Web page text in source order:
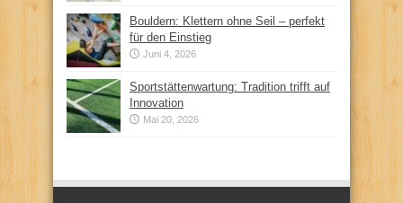
Bouldern: Klettern ohne Seil – perfekt
für den Einstieg
Juni 4, 2026
Sportstättenwartung: Tradition trifft auf
Innovation
Mai 20, 2026